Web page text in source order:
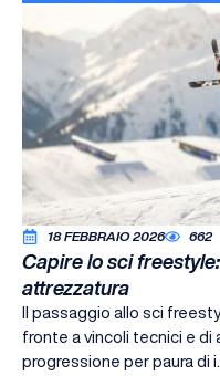
18 FEBBRAIO 2026 662
Capire lo sci
attrezzatura
Il passaggio allo sci
fronte a vincoli tecnici e di
progressione per paura di